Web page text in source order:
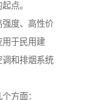
点。
度、高性价
用于民用建
和排烟系统
方面：